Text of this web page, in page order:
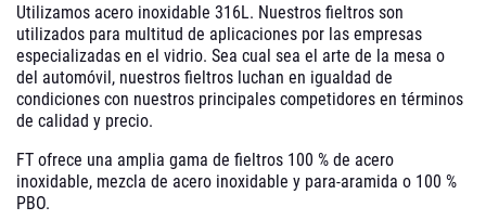
Utilizamos acero inoxidable 316L. Nuestros fieltros son
utilizados para multitud de aplicaciones por las empresas
especializadas en el vidrio. Sea cual sea el arte de la mesa o
del automóvil, nuestros fieltros luchan en igualdad de
condiciones con nuestros principales competidores en términos
de calidad y precio.
FT ofrece una amplia gama de fieltros 100 % de acero
inoxidable, mezcla de acero inoxidable y para-aramida o 100 %
PBO.